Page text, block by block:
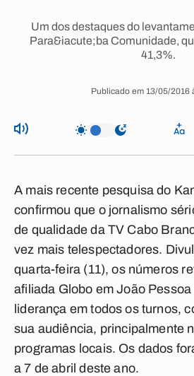
Um dos destaques do
Para&iacute;ba Comunidade,
41,3%.
Publicado em 13/05/2016
A mais recente pesquisa do
confirmou que o jornalismo
de qualidade da TV Cabo
vez mais telespectadores.
quarta-feira (11), os números
afiliada Globo em João
liderança em todos os turnos,
sua audiência, principalmente
programas locais. Os dados
a 7 de abril deste ano.